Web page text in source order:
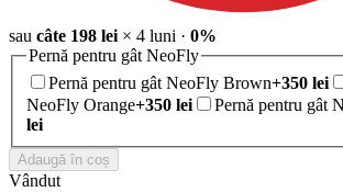
sau câte 198 lei × 4 luni · 0%
Pernă pentru gât NeoFly
Pernă pentru gât NeoFly Brown+350 lei
NeoFly Orange+350 lei Pernă pentru gât
lei
Adaugă în coș
Vândut